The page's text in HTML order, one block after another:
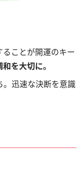
ことが開運のキー
を大切に。
迅速な決断を意識